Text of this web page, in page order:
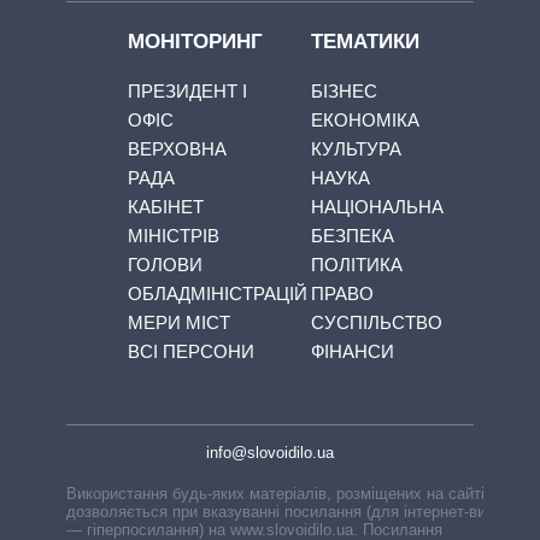
МОНІТОРИНГ
ПРЕЗИДЕНТ І
ОФІС
ВЕРХОВНА
РАДА
КАБІНЕТ
МІНІСТРІВ
ГОЛОВИ
ОБЛАДМІНІСТРАЦІЙ
МЕРИ МІСТ
ВСІ ПЕРСОНИ
ТЕМАТИКИ
БІЗНЕС
ЕКОНОМІКА
КУЛЬТУРА
НАУКА
НАЦІОНАЛЬНА
БЕЗПЕКА
ПОЛІТИКА
ПРАВО
СУСПІЛЬСТВО
ФІНАНСИ
info@slovoidilo.ua
Використання будь-яких матеріалів, розміщених на сайті,
дозволяється при вказуванні посилання (для інтернет-видань
— гіперпосилання) на www.slovoidilo.ua. Посилання